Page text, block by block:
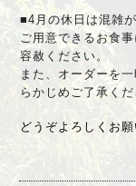
■4月の休日は混雑
ご用意できるお食
容赦ください。
また、 オーダーを
らかじめご了承くだ
どうぞよろしくお願